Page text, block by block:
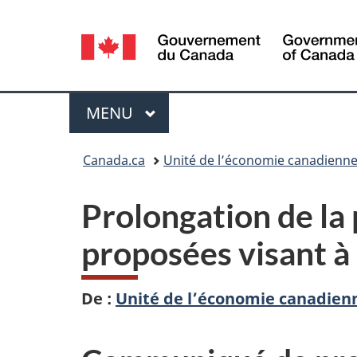
Sélection
de
la
langue
Menu
MENU PRINCIPAL
Canada.ca Unité de l’économie canadienne
Prolongation de
proposées visant
De : Unité de l’économie